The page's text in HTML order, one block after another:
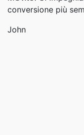
conversione più
John